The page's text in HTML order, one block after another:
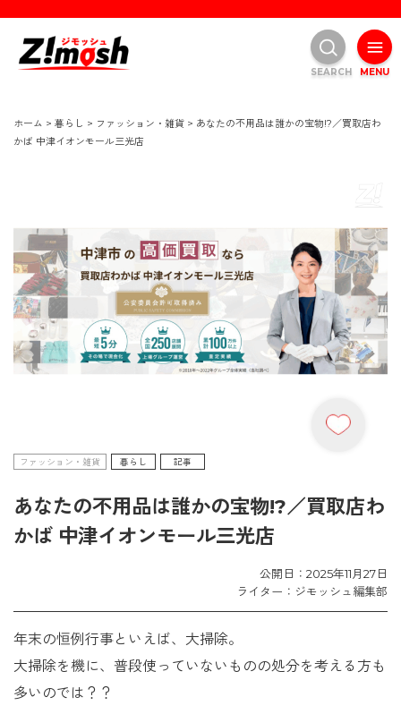
ホーム > 暮らし > ファッション・雑貨 > あなたの不用品は誰かの宝物!?／買取店わ
かば 中津イオンモール三光店
ファッション・雑貨 暮らし 記事
あなたの不用品は誰かの宝物!?／買取店わ
かば 中津イオンモール三光店
公開日：2025年11月27日
ライター：ジモッシュ編集部
年末の恒例行事といえば、大掃除。
大掃除を機に、普段使っていないものの処分を考える方も
多いのでは？？
MENU
SEARCH